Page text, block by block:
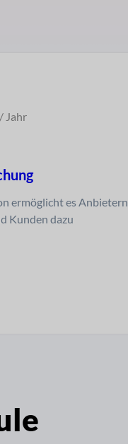
/ Jahr
ermöglicht es Anbietern
Kunden dazu